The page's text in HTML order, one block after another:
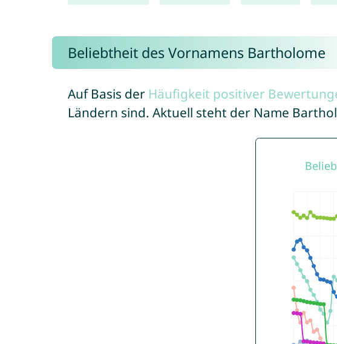
Beliebtheit des Vornamens Bartholome
Auf Basis der Häufigkeit positiver
Ländern sind. Aktuell steht der Name